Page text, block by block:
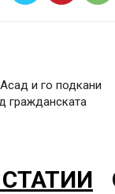
и го подкани
гражданската